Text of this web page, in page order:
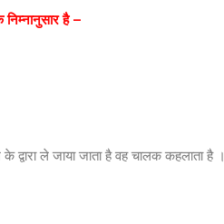
है –
ले जाया जाता है वह चालक कहलाता है ।